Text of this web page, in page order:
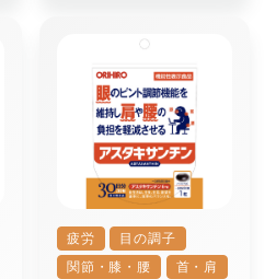
疲労
目の調子
関節・膝・腰
首・肩